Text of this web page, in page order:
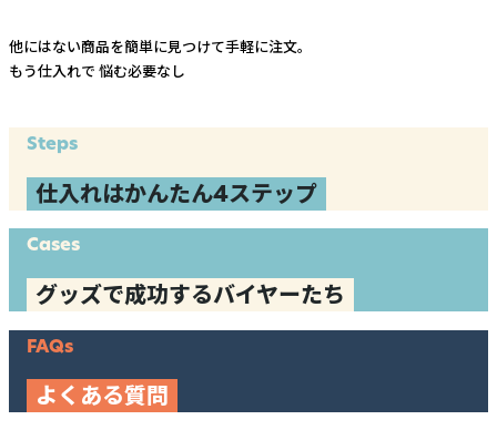
他にはない商品を簡単に見つけて手軽に注文。
もう仕入れで 悩む必要なし
Steps
仕入れはかんたん4ステップ
Cases
グッズで成功するバイヤーたち
FAQs
よくある質問